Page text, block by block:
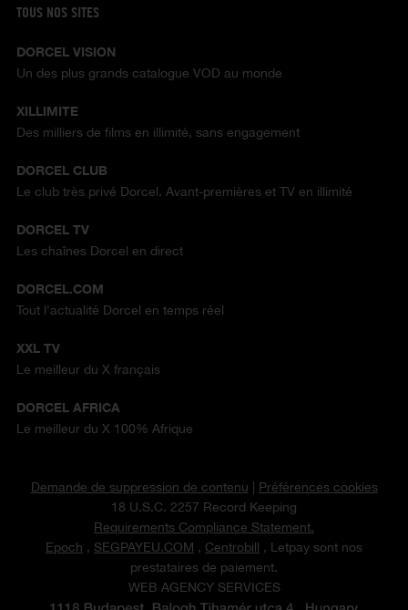
TOUS NOS SITES
DORCEL VISION
Un des plus grands catalogue VOD au monde
XILLIMITE
Des milliers de films en illimité, sans engagement
DORCEL CLUB
Le club très privé Dorcel. Avant-premières et TV en illimité
DORCEL TV
Les chaînes Dorcel en direct
DORCEL.COM
Tout l'actualité Dorcel en temps réel
XXL TV
Le meilleur du X français
DORCEL AFRICA
Le meilleur du X 100% Afrique
Demande de suppression de contenu
Préférences cookies
18 U.S.C. 2257 Record Keeping
Requirements Compliance Statement.
Epoch , SEGPAYEU.COM , Centrobill , Letpay sont nos
prestataires de paiement.
WEB AGENCY SERVICES